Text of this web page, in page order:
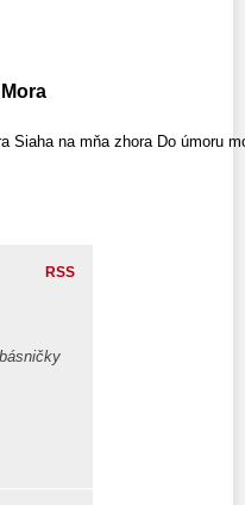
Siaha na mňa zhora Do úmoru
RSS